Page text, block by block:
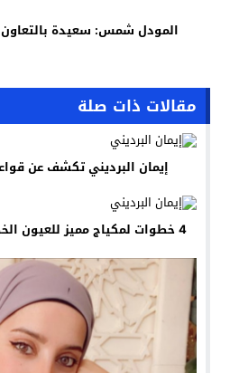
المودل شمس: سعيدة بالتعاون
مقالات ذات صلة
إيمان البرديني تكشف عن قواعد لإبراز جمال حاجبيكِ
4 خطوات لمكياج مميز للعيون الخضراء.. مع إيمان البرديني